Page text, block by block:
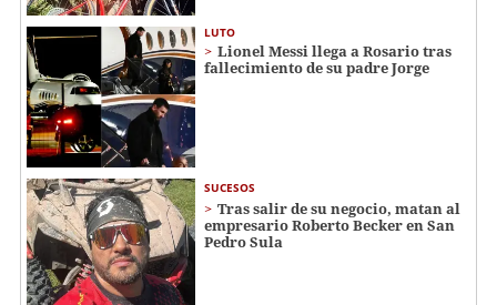
LUTO
Lionel Messi llega a Rosario tras
fallecimiento de su padre Jorge
SUCESOS
Tras salir de su negocio, matan al
empresario Roberto Becker en San
Pedro Sula